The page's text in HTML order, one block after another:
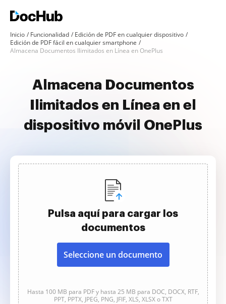
Inicio Funcionalidad
Edición de PDF en cualquier dispositivo
Edición de PDF fácil en cualquier smartphone
Almacena Documentos Ilimitados en Línea en OnePlus
Almacena Documentos
Ilimitados en Línea en el
dispositivo móvil OnePlus
Pulsa aquí para cargar los
documentos
Seleccione un documento
Hasta 100 MB para PDF y hasta 25 MB para DOC, DOCX, RTF,
PPT, PPTX, JPEG, PNG, JFIF, XLS, XLSX o TXT